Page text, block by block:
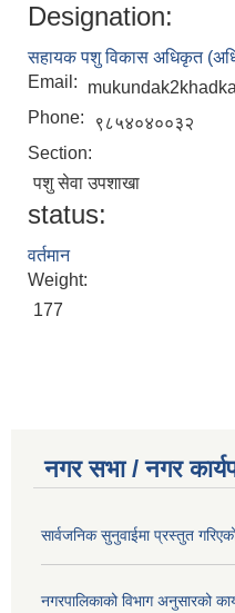
Designation:
सहायक पशु विकास अधिकृत
Email:
Phone:
९८५४०४००३२
Section:
पशु सेवा उपशाखा
status:
वर्तमान
Weight:
177
नगर सभा / नगर
सार्वजनिक सुनुवाईमा प्रस्तुत
नगरपालिकाको विभाग अनुसारको